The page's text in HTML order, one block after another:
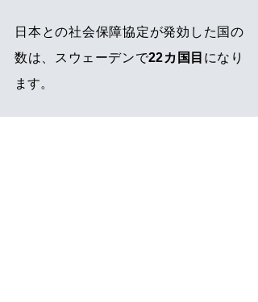
日本との社会保障協定が発効した国の
数は、スウェーデンで22カ国目 になり
ます。